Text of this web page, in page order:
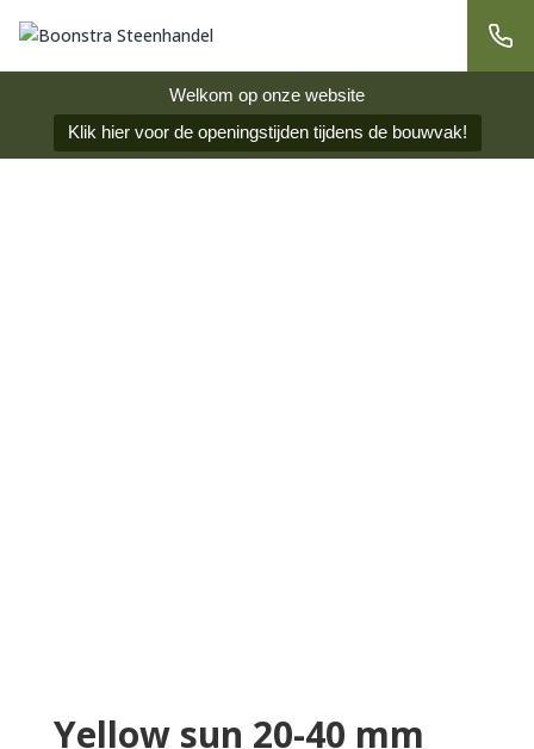
Welkom op onze website
Klik hier voor de openingstijden tijdens de bouwvak!
Yellow sun 20-40 mm